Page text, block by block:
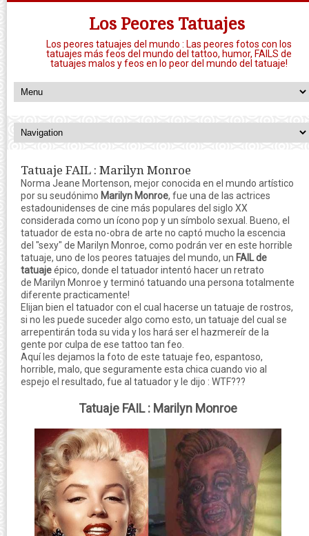
Los Peores Tatuajes
Los peores tatuajes del mundo : Las peores fotos con los
tatuajes más feos del mundo del tattoo, humor, FAILS de
tatuajes malos y feos en lo peor del mundo del tatuaje!
Tatuaje FAIL : Marilyn Monroe
Norma Jeane Mortenson, mejor conocida en el mundo artístico
por su seudónimo Marilyn Monroe, fue una de las actrices
estadounidenses de cine más populares del siglo XX
considerada como un ícono pop y un símbolo sexual. Bueno, el
tatuador de esta no-obra de arte no captó mucho la escencia
del "sexy" de Marilyn Monroe, como podrán ver en este horrible
tatuaje, uno de los peores tatuajes del mundo, un FAIL de
tatuajeépico, donde el tatuador intentó hacer un retrato
de Marilyn Monroe y terminó tatuando una persona totalmente
diferente practicamente!
Elijan bien el tatuador con el cual hacerse un tatuaje de rostros,
si no les puede suceder algo como esto, un tatuaje del cual se
arrepentirán toda su vida y los hará ser el hazmereír de la
gente por culpa de ese tattoo tan feo.
Aquí les dejamos la foto de este tatuaje feo, espantoso,
horrible, malo, que seguramente esta chica cuando vio al
espejo el resultado, fue al tatuador y le dijo : WTF???
Tatuaje FAIL : Marilyn Monroe